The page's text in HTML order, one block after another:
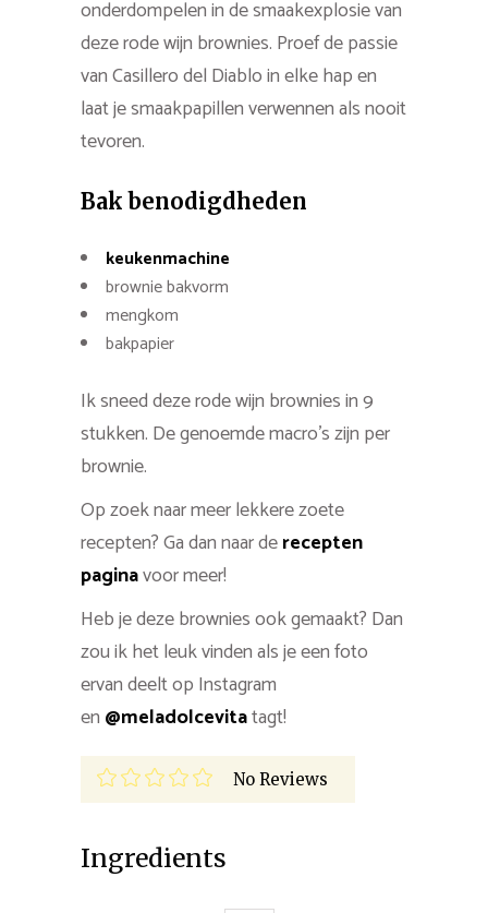
onderdompelen in de smaakexplosie van
deze rode wijn brownies. Proef de passie
van Casillero del Diablo in elke hap en
laat je smaakpapillen verwennen als nooit
tevoren.
Bak benodigdheden
keukenmachine
brownie bakvorm
mengkom
bakpapier
Ik sneed deze rode wijn brownies in 9
stukken. De genoemde macro’s zijn per
brownie.
Op zoek naar meer lekkere zoete
recepten? Ga dan naar derecepten
paginavoor meer!
Heb je deze brownies ook gemaakt? Dan
zou ik het leuk vinden als je een foto
ervan deelt op Instagram
en @meladolcevitatagt!
No Reviews
Ingredients